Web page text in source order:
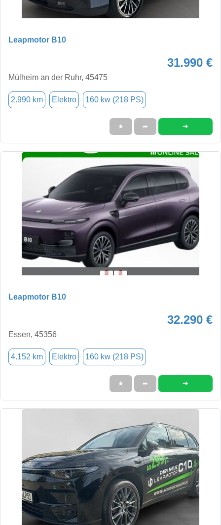
Leapmotor B10
31.990 €
Mülheim an der Ruhr, 45475
2.990 km Elektro 160 kw (218 PS)
★ ➦ ➜
Leapmotor B10
32.290 €
Essen, 45356
4.152 km Elektro 160 kw (218 PS)
★ ➦ ➜